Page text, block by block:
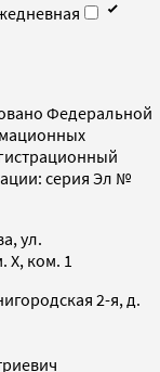
Федеральной
серия Эл №
ул.
X, ком. 1
2-я, д.